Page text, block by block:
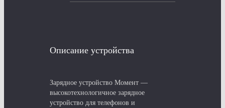
Описание устройства
Зарядное устройство Момент —
высокотехнологичное зарядное
устройство для телефонов и